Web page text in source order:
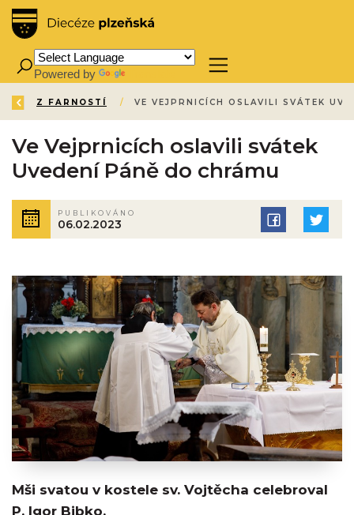
Powered by
ZPĚT
ÚVOD /
AKTUALITY
AKTUALITY
Z FARNOSTÍ /
Ve Vejprnicích oslavili svátek
Uvedení Páně do chrámu
PUBLIKOVÁNO
06.02.2023
Mši svatou v kostele sv. Vojtěcha celebroval
P. Igor Bibko.